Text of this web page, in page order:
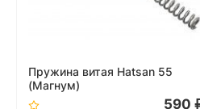
Пружина витая Hatsan 55
(Магнум)
590